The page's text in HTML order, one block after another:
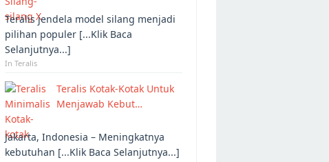
Teralis jendela model silang menjadi
pilihan populer [...Klik Baca
Selanjutnya...]
In Teralis
Teralis Kotak-Kotak Untuk
Menjawab Kebut…
Jakarta, Indonesia – Meningkatnya
kebutuhan [...Klik Baca Selanjutnya...]